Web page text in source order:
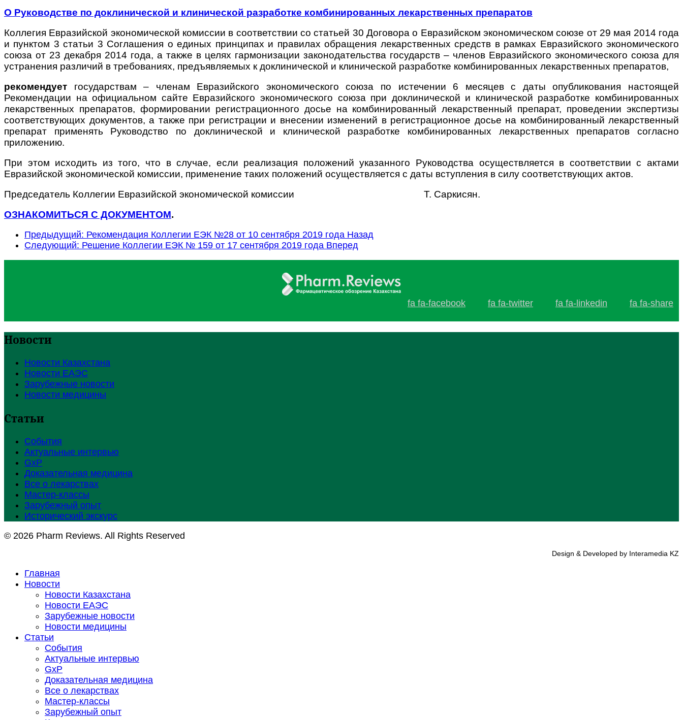
О Руководстве по доклинической и клинической разработке комбинированных лекарственных препаратов
Коллегия Евразийской экономической комиссии в соответствии со статьей 30 Договора о Евразийском экономическом союзе от 29 мая 2014 года
и пунктом 3 статьи 3 Соглашения о единых принципах и правилах обращения лекарственных средств в рамках Евразийского экономического
союза от 23 декабря 2014 года, а также в целях гармонизации законодательства государств – членов Евразийского экономического союза для
устранения различий в требованиях, предъявляемых к доклинической и клинической разработке комбинированных лекарственных препаратов,
рекомендует государствам – членам Евразийского экономического союза по истечении 6 месяцев с даты опубликования настоящей
Рекомендации на официальном сайте Евразийского экономического союза при доклинической и клинической разработке комбинированных
лекарственных препаратов, формировании регистрационного досье на комбинированный лекарственный препарат, проведении экспертизы
соответствующих документов, а также при регистрации и внесении изменений в регистрационное досье на комбинированный лекарственный
препарат применять Руководство по доклинической и клинической разработке комбинированных лекарственных препаратов согласно
приложению.
При этом исходить из того, что в случае, если реализация положений указанного Руководства осуществляется в соответствии с актами
Евразийской экономической комиссии, применение таких положений осуществляется с даты вступления в силу соответствующих актов.
Председатель Коллегии Евразийской экономической комиссии Т. Саркисян.
ОЗНАКОМИТЬСЯ С ДОКУМЕНТОМ.
Предыдущий: Рекомендация Коллегии ЕЭК №28 от 10 сентября 2019 года Назад
Следующий: Решение Коллегии ЕЭК № 159 от 17 сентября 2019 года Вперед
fa fa-facebook fa fa-twitter fa fa-linkedin fa fa-share
Новости
Новости Казахстана
Новости ЕАЭС
Зарубежные новости
Новости медицины
Статьи
События
Актуальные интервью
GxP
Доказательная медицина
Все о лекарствах
Мастер-классы
Зарубежный опыт
Исторический экскурс
© 2026 Pharm Reviews. All Rights Reserved
Design & Developed by Interamedia KZ
Главная
Новости
Новости Казахстана
Новости ЕАЭС
Зарубежные новости
Новости медицины
Статьи
События
Актуальные интервью
GxP
Доказательная медицина
Все о лекарствах
Мастер-классы
Зарубежный опыт